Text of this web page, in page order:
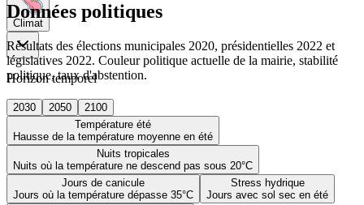
Climat
Horizon temporel
2030 2050
2100
Température été
Hausse de la température moyenne en été
Nuits tropicales
Nuits où la température ne descend pas sous 20°C
Jours de canicule
Jours où la température dépasse 35°C
Stress hydrique
Jours avec sol sec en été
Données politiques
Résultats des élections municipales 2020, présidentielles 2022 et
législatives 2022. Couleur politique actuelle de la mairie, stabilité
politique, taux d'abstention.